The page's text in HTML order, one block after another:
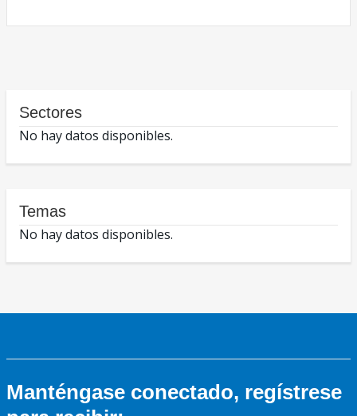
Sectores
No hay datos disponibles.
Temas
No hay datos disponibles.
Manténgase conectado, regístrese